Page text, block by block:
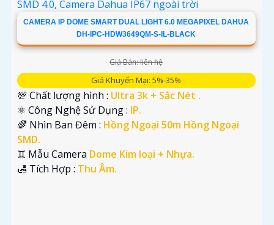
CAMERA IP DOME SMART DUAL LIGHT 6.0 MEGAPIXEL DAHUA
DH-IPC-HDW3649QM-S-IL-BLACK
Giá Bán: liên hệ
Giá Khuyến Mại: 5%-35%
💯 Chất lượng hình : Ultra 3k + Sắc Nét .
⚛️ Công Nghệ Sử Dụng : IP.
🌈 Nhìn Ban Đêm : Hồng Ngoại 50m Hồng Ngoại
SMD.
♊ Mẫu Camera Dome Kim loại + Nhựa.
️🛃 Tích Hợp : Thu Âm.